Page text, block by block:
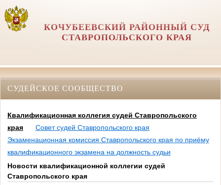
КОЧУБЕЕВСКИЙ РАЙОННЫЙ СУД
СТАВРОПОЛЬСКОГО КРАЯ
СУДЕЙСКОЕ СООБЩЕСТВО
Квалификационная коллегия судей Ставропольского
края
Совет судей Ставропольского края
Экзаменационная комиссия Ставропольского края по приёму
квалификационного экзамена на должность судьи
Новости квалификационной коллегии судей
Ставропольского края